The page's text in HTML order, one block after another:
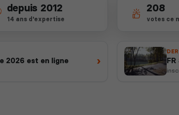
depuis 2012
14 ans d'expertise
208
votes ce
2026 est en ligne ›